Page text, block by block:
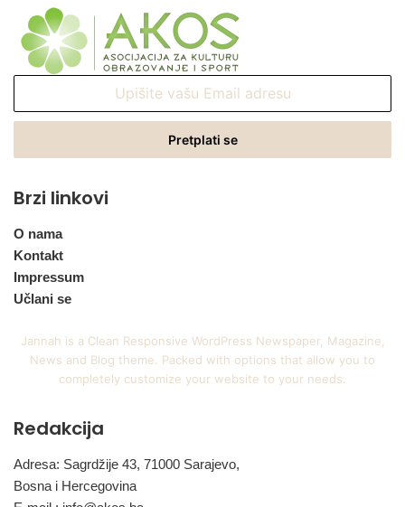
Email
Brzi linkovi
O nama
Kontakt
Impressum
Učlani se
Jannah is a Clean Responsive WordPress Newspaper, Magazine,
News and Blog theme. Packed with options that allow you to
completely customize your website to your needs.
Redakcija
Adresa: Sagrdžije 43, 71000 Sarajevo,
Bosna i Hercegovina